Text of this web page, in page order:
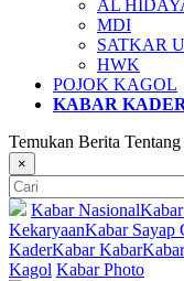
AL
MDI
SATKAR
HWK
POJOK KAGOL
KABAR
Temukan Berita
×
Kabar Nasional
KekaryaanKabar Sayap
KaderKabar Kabar
Kagol Kabar Photo